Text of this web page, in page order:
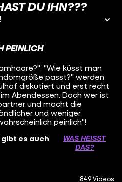
DU IHN???
PEINLICH
"Wie küsst man
passt?" werden
diskutiert und erst recht
Abendessen. Doch wer ist
und macht die
und weniger
peinlich"!
es auch
WAS HEISST D
AS?
849 Videos